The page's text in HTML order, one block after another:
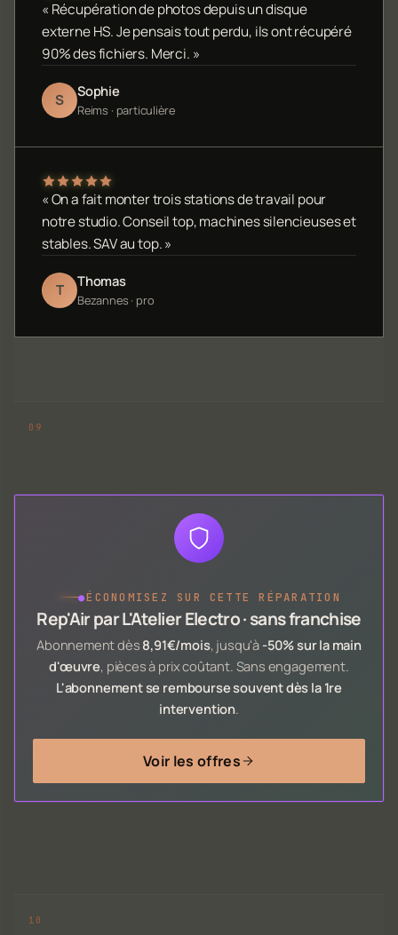
« Récupération de photos depuis un disque
externe HS. Je pensais tout perdu, ils ont récupéré
90% des fichiers. Merci. »
S Sophie
Reims · particulière
« On a fait monter trois stations de travail pour
notre studio. Conseil top, machines silencieuses et
stables. SAV au top. »
T Thomas
Bezannes · pro
●ÉCONOMISEZ SUR CETTE RÉPARATION
Rep'Air par L'Atelier Electro · sans franchise
Abonnement dès 8,91€/mois, jusqu'à -50% sur la main
d'œuvre, pièces à prix coûtant. Sans engagement.
L'abonnement se rembourse souvent dès la 1re
intervention.
Voir les offres